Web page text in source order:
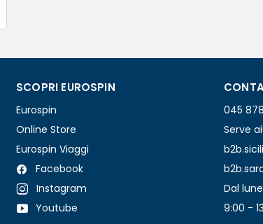
SCOPRI EUROSPIN
Eurospin
Online Store
Eurospin Viaggi
Facebook
Instagram
Youtube
045
Serve
Dal
9:00 -